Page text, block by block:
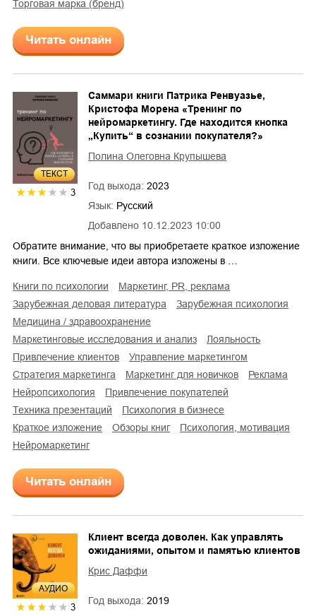
торговая марка (бренд)
Читать онлайн
ТЕКСТ
3
Добавлено 10.12.2023 10:00
Саммари книги Патрика Ренвуазье,
Кристофа Морена «Тренинг по
нейромаркетингу. Где находится кнопка
„Купить“ в сознании покупателя?»
Полина Олеговна Крупышева
Год выхода: 2023
Язык: Русский
Обратите внимание, что вы приобретаете краткое изложение
книги. Все ключевые идеи автора изложены в …
книги по психологии
маркетинг, PR, реклама
зарубежная деловая литература
зарубежная психология
медицина / здравоохранение
маркетинговые исследования и анализ
лояльность
привлечение клиентов
управление маркетингом
стратегия маркетинга
маркетинг для новичков
реклама
нейропсихология
привлечение покупателей
техника презентаций
психология в бизнесе
краткое изложение
обзоры книг
психология, мотивация
нейромаркетинг
Читать онлайн
AУДИО
3
Клиент всегда доволен. Как управлять
ожиданиями, опытом и памятью клиентов
Крис Даффи
Год выхода: 2019